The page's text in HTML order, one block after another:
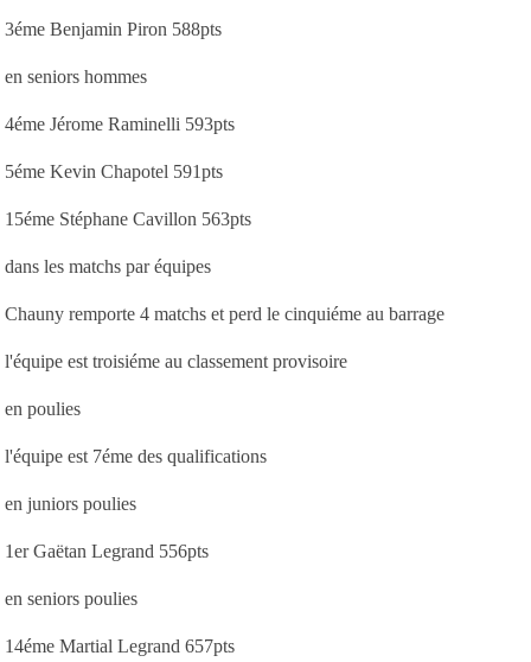
3éme Benjamin Piron 588pts
en seniors hommes
4éme Jérome Raminelli 593pts
5éme Kevin Chapotel 591pts
15éme Stéphane Cavillon 563pts
dans les matchs par équipes
Chauny remporte 4 matchs et perd le cinquiéme au barrage
l'équipe est troisiéme au classement provisoire
en poulies
l'équipe est 7éme des qualifications
en juniors poulies
1er Gaëtan Legrand 556pts
en seniors poulies
14éme Martial Legrand 657pts